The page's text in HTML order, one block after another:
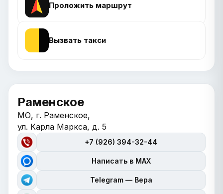
Проложить маршрут
Вызвать такси
Раменское
МО, г. Раменское,
ул. Карла Маркса, д. 5
+7 (926) 394-32-44
Написать в MAX
Telegram — Вера